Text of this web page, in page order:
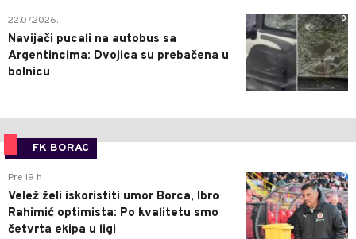
0
22.07.2026.
Navijači pucali na autobus sa
Argentincima: Dvojica su prebačena u
bolnicu
FK BORAC
0
Pre 19 h
Velež želi iskoristiti umor Borca, Ibro
Rahimić optimista: Po kvalitetu smo
četvrta ekipa u ligi